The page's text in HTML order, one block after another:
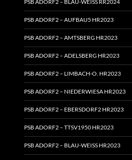
PSB ADORF2 – BLAU-WEISS RR2024
PSB ADORF2 – AUFBAU5 HR2023
PSB ADORF2 – AMTSBERG HR2023
PSB ADORF2 – ADELSBERG HR2023
PSB ADORF2 – LIMBACH‑O. HR2023
PSB ADORF2 – NIEDERWIESA HR2023
PSB ADORF2 – EBERSDORF2 HR2023
PSB ADORF2 – TTSV1950 HR2023
PSB ADORF2 – BLAU-WEISS HR2023